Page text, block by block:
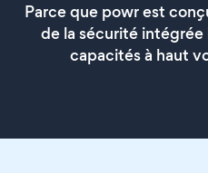
Parce que powr est
de la sécurité intégrée
capacités à haut